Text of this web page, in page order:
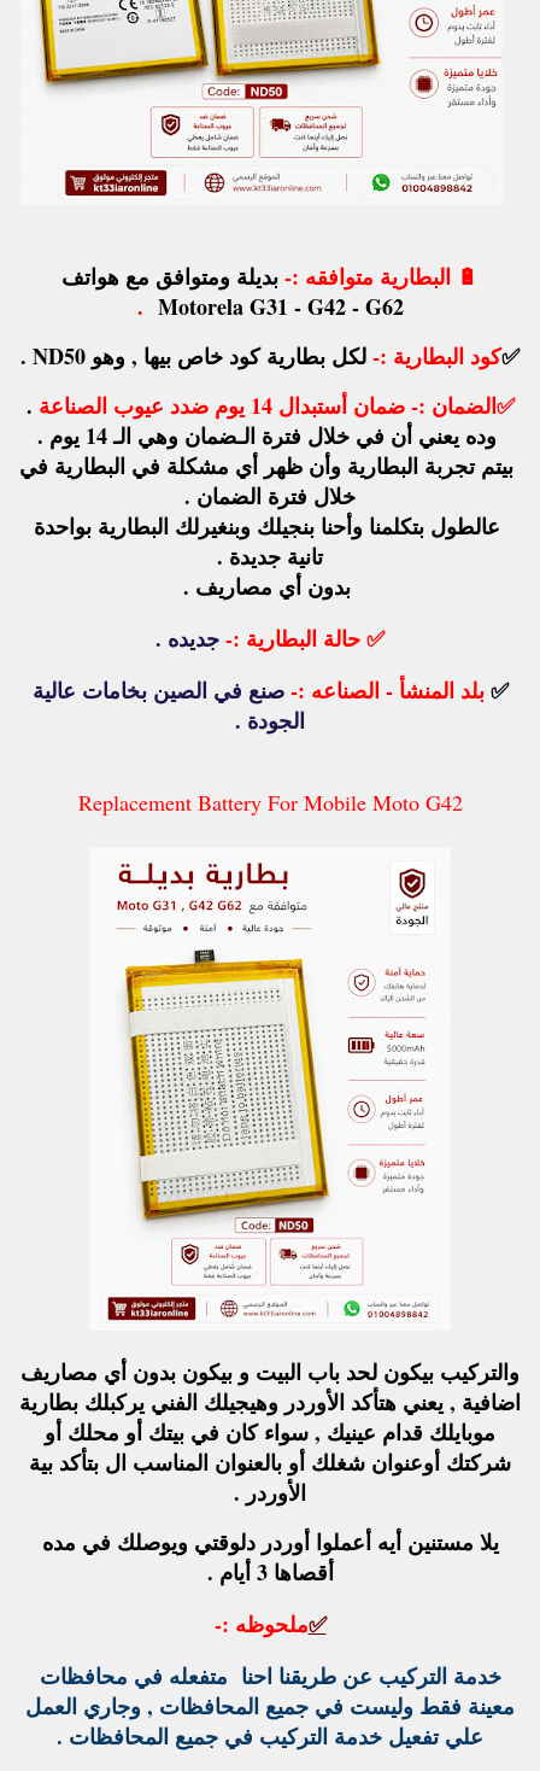
🔋 البطارية متوافقه :-بديلة ومتوافق مع هواتف
Motorela G31 - G42 - G62
.
✅كود البطارية :-لكل بطارية كود خاص بيها , وهو ND50 .
✅الضمان :- ضمان أستبدال 14 يوم ضدد عيوب الصناعة
.
وده يعني أن في خلال فترة الـضمان وهي الـ 14 يوم .
بيتم تجربة البطارية وأن ظهر أي مشكلة في البطارية في
خلال فترة الضمان .
عالطول بتكلمنا وأحنا بنجيلك وبنغيرلك البطارية بواحدة
تانية جديدة .
بدون أي مصاريف .
✅حالة البطارية :-جديده .
✅بلد المنشأ - الصناعه :-صنع في الصين بخامات عالية
الجودة .
Replacement Battery For Mobile Moto G42
والتركيب بيكون لحد باب البيت و بيكون بدون أي مصاريف
اضافية , يعني هتأكد الأوردر وهيجيلك الفني يركبلك بطارية
موبايلك قدام عينيك , سواء كان في بيتك أو محلك أو
شركتك أوعنوان شغلك أو بالعنوان المناسب ال بتأكد بية
الأوردر .
يلا مستنين أيه أعملوا أوردر دلوقتي ويوصلك في مده
أقصاها 3 أيام .
✅ملحوظه :-
خدمة التركيب عن طريقنا احنا متفعله في محافظات
معينة فقط وليست في جميع المحافظات , وجاري العمل
علي تفعيل خدمة التركيب في جميع المحافظات .